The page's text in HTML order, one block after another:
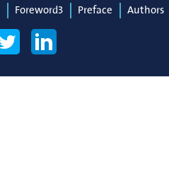
Foreword3 Preface Authors